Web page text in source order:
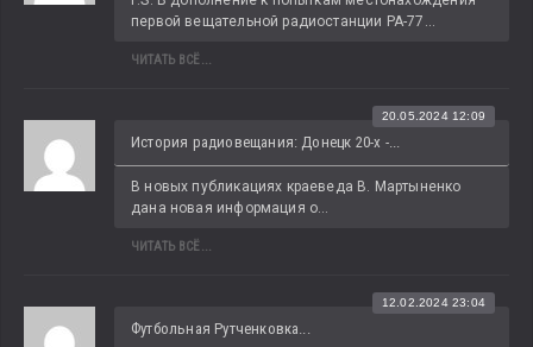
первой вещательной радиостанции РА-77...
ЧИТАТЬ ВСЁ...
История радиовещания: Донецк 20-х -...
20.05.2024 12:09
В новых публикациях краеведа В. Мартыненко
дана новая информация о...
ЧИТАТЬ ВСЁ...
Футбольная Рутченковка...
12.02.2024 23:04